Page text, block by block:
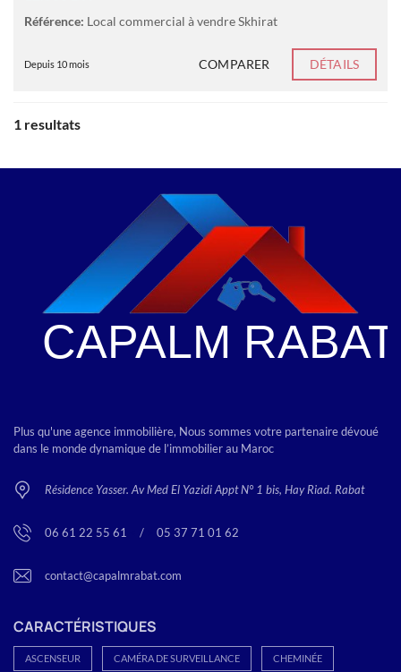
Référence: Local commercial à vendre Skhirat
Depuis 10 mois COMPARER DÉTAILS
1 resultats
Plus qu'une agence immobilière, Nous sommes votre partenaire dévoué
dans le monde dynamique de l’immobilier au Maroc
Résidence Yasser. Av Med El Yazidi Appt N° 1 bis, Hay Riad. Rabat
06 61 22 55 61 / 05 37 71 01 62
contact@capalmrabat.com
CARACTÉRISTIQUES
ASCENSEUR CAMÉRA DE SURVEILLANCE CHEMINÉE